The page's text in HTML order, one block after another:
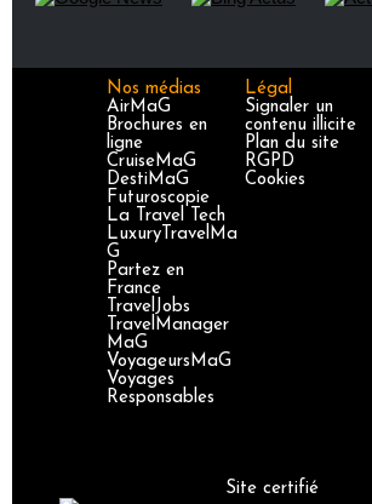
Nos médias
AirMaG
Brochures en
ligne
CruiseMaG
DestiMaG
Futuroscopie
La Travel Tech
LuxuryTravelMa
G
Partez en
France
TravelJobs
TravelManager
MaG
VoyageursMaG
Voyages
Responsables
Légal
Signaler un
contenu illicite
Plan du site
RGPD
Cookies
Site certifié